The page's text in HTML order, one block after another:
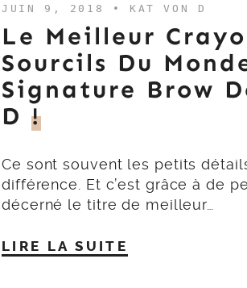
JUIN 9, 2018 • KAT VON D
Le Meilleur
Sourcils Du
Signature Brow
D !
Ce sont souvent les petits
différence. Et c’est grâce à de
décerné le titre de meilleur…
LIRE LA SUITE